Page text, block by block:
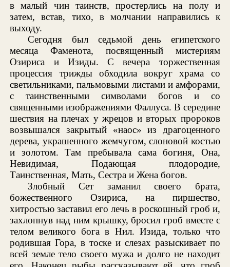
в малый чин таинств, простерлись на полу и
затем, встав, тихо, в молчании направились к
выходу.
Сегодня был седьмой день египетского
месяца Фаменота, посвященный мистериям
Озириса и Изиды. С вечера торжественная
процессия трижды обходила вокруг храма со
светильниками, пальмовыми листами и амфорами,
с таинственными символами богов и со
священными изображениями Фаллуса. В середине
шествия на плечах у жрецов и вторых пророков
возвышался закрытый «наос» из драгоценного
дерева, украшенного жемчугом, слоновой костью
и золотом. Там пребывала сама богиня, Она,
Невидимая, Подающая плодородие,
Таинственная, Мать, Сестра и Жена богов.
Злобный Сет заманил своего брата,
божественного Озириса, на пиршество,
хитростью заставил его лечь в роскошный гроб и,
захлопнув над ним крышку, бросил гроб вместе с
телом великого бога в Нил. Изида, только что
родившая Гора, в тоске и слезах разыскивает по
всей земле тело своего мужа и долго не находит